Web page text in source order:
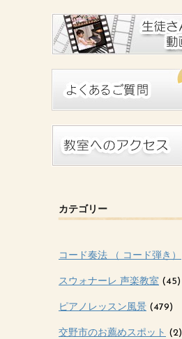
カテゴリー
コード奏法 （ コード弾き）
スウォナーレ 声楽教室 (45)
ピアノレッスン風景 (479)
交野市のお薦めスポット (2)